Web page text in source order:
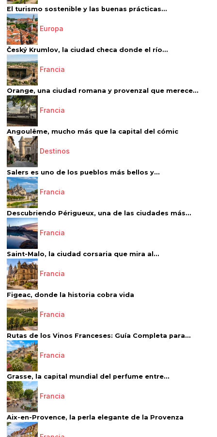
El turismo sostenible y las buenas prácticas...
Europa
Český Krumlov, la ciudad checa donde el río...
Francia
Orange, una ciudad romana y provenzal que merece...
Francia
Angoulême, mucho más que la capital del cómic
Destinos
Salers es uno de los pueblos más bellos y...
Francia
Descubriendo Périgueux, una de las ciudades más...
Francia
Saint-Malo, la ciudad corsaria que mira al...
Francia
Figeac, donde la historia cobra vida
Francia
Rutas de los Vinos Franceses: Guía Completa para...
Francia
Grasse, la capital mundial del perfume entre...
Francia
Aix-en-Provence, la perla elegante de la Provenza